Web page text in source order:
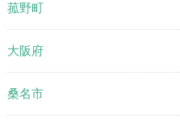
菰野町
大阪府
桑名市